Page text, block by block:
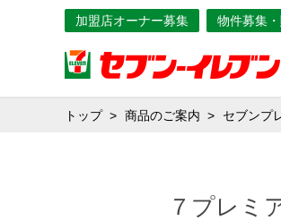
加盟店オーナー募集 物件募集・
トップ 商品のご案内 セブンプ
７プレミ